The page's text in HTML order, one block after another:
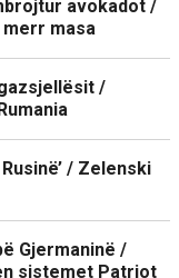
avokadot /
merr masa
/
/ Zelenski
Gjermaninë /
sistemet Patriot